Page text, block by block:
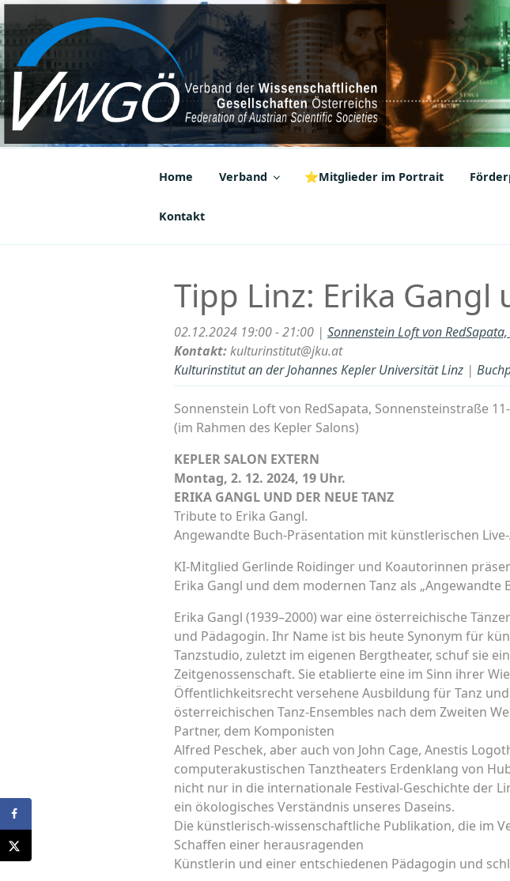
Zum
Inhalt
springen
VWGÖ
Federation of Austrian Scientific Societies
Home Verband ⭐Mitglieder im Portrait
Kontakt
Tipp Linz: Erika Gangl
02.12.2024 19:00 - 21:00 | Sonnenstein Loft von
Kontakt:kulturinstitut@jku.at
Kulturinstitut an der Johannes Kepler Universität Linz |
Sonnenstein Loft von RedSapata, Sonnensteinstraße
(im Rahmen des Kepler Salons)
KEPLER SALON EXTERN
Montag, 2. 12. 2024, 19 Uhr.
ERIKA GANGL UND DER NEUE TANZ
Tribute to Erika Gangl.
Angewandte Buch-Präsentation mit künstlerischen
KI-Mitglied Gerlinde Roidinger und Koautorinnen
Erika Gangl und dem modernen Tanz als
Erika Gangl (1939–2000) war eine österreichische
und Pädagogin. Ihr Name ist bis heute Synonym für
Tanzstudio, zuletzt im eigenen Bergtheater, schuf sie
Zeitgenossenschaft. Sie etablierte eine im Sinn ihrer
Öffentlichkeitsrecht versehene Ausbildung für Tanz
österreichischen Tanz-Ensembles nach dem Zweiten
Partner, dem Komponisten
Alfred Peschek, aber auch von John Cage, Anestis
computerakustischen Tanztheaters Erdenklang von
nicht nur in die internationale Festival-Geschichte der
ein ökologisches Verständnis unseres Daseins.
Die künstlerisch-wissenschaftliche Publikation, die im
Schaffen einer herausragenden
Künstlerin und einer entschiedenen Pädagogin und